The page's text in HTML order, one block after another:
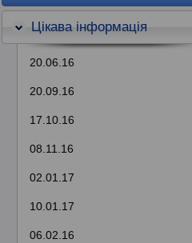
Цікава інформація
20.06.16
20.09.16
17.10.16
08.11.16
02.01.17
10.01.17
06.02.16